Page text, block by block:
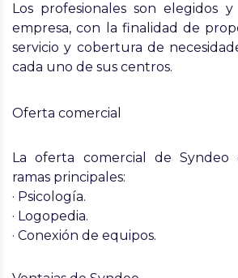
Los profesionales son elegidos
empresa, con la finalidad de
servicio y cobertura de
cada uno de sus centros.
Oferta comercial
La oferta comercial de
ramas principales:
· Psicología.
· Logopedia.
· Conexión de equipos.